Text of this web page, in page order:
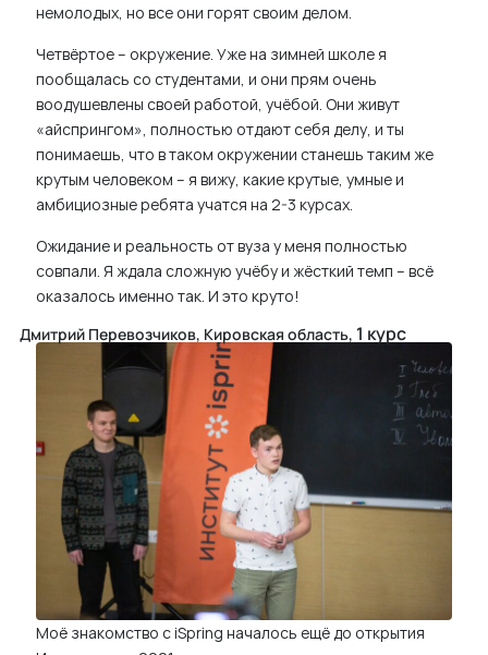
немолодых, но все они горят своим делом.
Четвёртое – окружение. Уже на зимней школе я
пообщалась со студентами, и они прям очень
воодушевлены своей работой, учёбой. Они живут
«айспрингом», полностью отдают себя делу, и ты
понимаешь, что в таком окружении станешь таким же
крутым человеком – я вижу, какие крутые, умные и
амбициозные ребята учатся на 2-3 курсах.
Ожидание и реальность от вуза у меня полностью
совпали. Я ждала сложную учёбу и жёсткий темп – всё
оказалось именно так. И это круто!
Дмитрий Перевозчиков, Кировская область, 1 курс
Моё знакомство с iSpring началось ещё до открытия